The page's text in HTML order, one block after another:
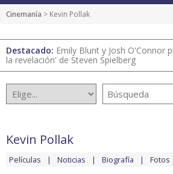
Cinemanía > Kevin Pollak
Destacado: Emily Blunt y Josh O'Connor
la revelación' de Steven Spielberg
Kevin Pollak
Películas Noticias Biografía Fotos